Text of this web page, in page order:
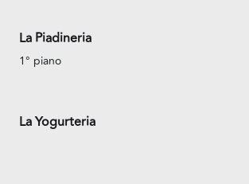
La Piadineria
1° piano
La Yogurteria